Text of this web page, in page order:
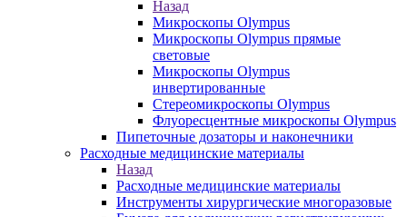
Назад
Микроскопы Olympus
Микроскопы Olympus прямые
световые
Микроскопы Olympus
инвертированные
Стереомикроскопы Olympus
Флуоресцентные микроскопы Olympus
Пипеточные дозаторы и наконечники
Расходные медицинские материалы
Назад
Расходные медицинские материалы
Инструменты хирургические многоразовые